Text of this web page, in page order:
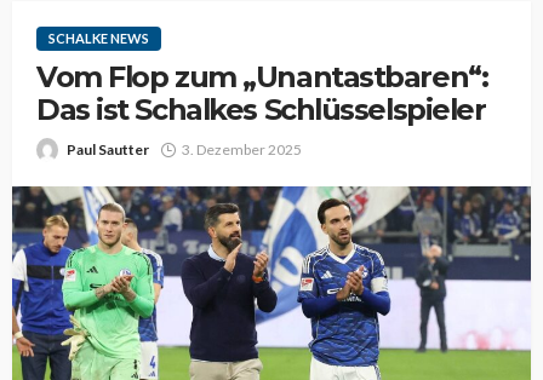
SCHALKE NEWS
Vom Flop zum „Unantastbaren“:
Das ist Schalkes Schlüsselspieler
Paul Sautter 3. Dezember 2025